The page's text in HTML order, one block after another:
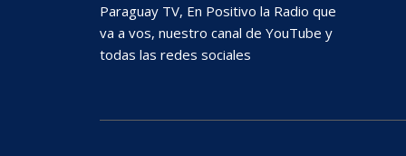
Paraguay TV, En Positivo la Radio que
va a vos, nuestro canal de YouTube y
todas las redes sociales